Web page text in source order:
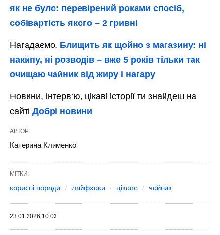
як не було: перевірений роками спосіб,
собівартість якого – 2 гривні
Нагадаємо, Блищить як щойно з магазину: ні
накипу, ні розводів – вже 5 років тільки так
очищаю чайник від жиру і нагару
Новини, інтерв’ю, цікаві історії ти знайдеш на
сайті Добрі новини
АВТОР:
Катерина Клименко
МІТКИ:
корисні поради лайфхаки цікаве чайник
23.01.2026 10:03